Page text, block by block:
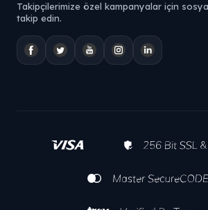
Takipçilerimize özel kampanyalar için
takip edin.